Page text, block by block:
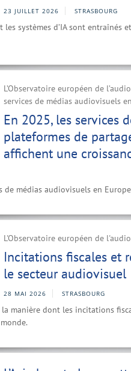
23 JUILLET 2026 STRASBOURG
systèmes d’IA sont entraînés
L’Observatoire européen de
services de médias audiovisuels
En 2025, les services
plateformes de
affichent une
médias audiovisuels en
L'Observatoire européen de
Incitations fiscales et
le secteur audiovisuel
28 MAI 2026 STRASBOURG
manière dont les incitations